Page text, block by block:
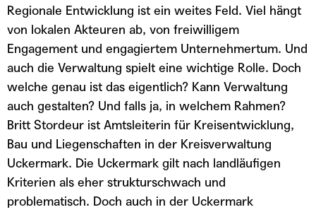
ABONNIEREN
TEILEN
RSS FEED
LINK
EMBED
Regionale Entwicklung ist ein weites Feld. Viel hängt
von lokalen Akteuren ab, von freiwilligem
Engagement und engagiertem Unternehmertum. Und
auch die Verwaltung spielt eine wichtige Rolle. Doch
welche genau ist das eigentlich? Kann Verwaltung
auch gestalten? Und falls ja, in welchem Rahmen?
Britt Stordeur ist Amtsleiterin für Kreisentwicklung,
Bau und Liegenschaften in der Kreisverwaltung
Uckermark. Die Uckermark gilt nach landläufigen
Kriterien als eher strukturschwach und
problematisch. Doch auch in der Uckermark